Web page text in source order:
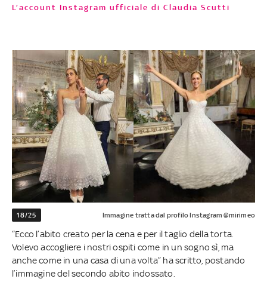
L’account Instagram ufficiale di Claudia Scutti
18/25 Immagine tratta dal profilo Instagram @mirimeo
“Ecco l’abito creato per la cena e per il taglio della torta.
Volevo accogliere i nostri ospiti come in un sogno sì, ma
anche come in una casa di una volta” ha scritto, postando
l’immagine del secondo abito indossato.